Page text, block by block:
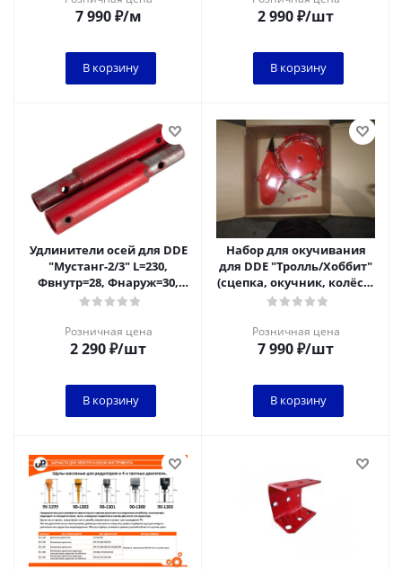
7 990₽/м
В корзину
2 990₽/шт
В корзину
Удлинители осей для DDE
"Мустанг-2/3" L=230,
Фвнутр=28, Фнаруж=30,
для выкапывания,
Розничная цена
2 290₽/шт
В корзину
Набор для окучивания
для DDE "Тролль/Хоббит"
(сцепка, окучник, колёса)
(сцепка, окучник, колёса)
Розничная цена
7 990₽/шт
В корзину